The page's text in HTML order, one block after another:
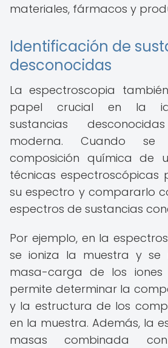
materiales, fármacos y
Identificación de
desconocidas
La espectroscopia
papel crucial en la
sustancias
moderna. Cuando se
composición química de
técnicas espectroscópicas
su espectro y compararlo
espectros de sustancias
Por ejemplo, en la
se ioniza la muestra y se
masa-carga de los iones
permite determinar la
y la estructura de los
en la muestra. Además, la
masas combinada